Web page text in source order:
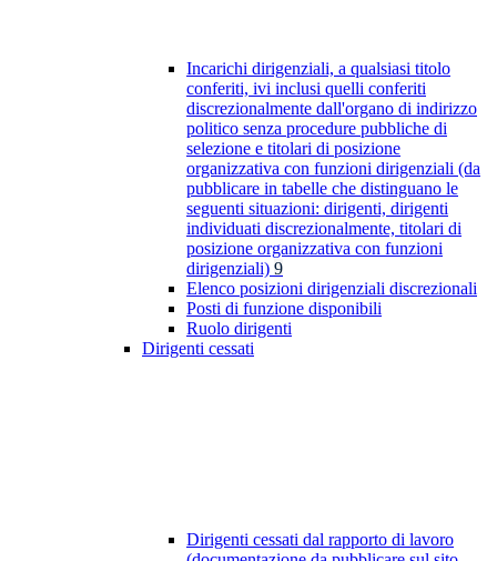
Incarichi dirigenziali, a qualsiasi titolo
conferiti, ivi inclusi quelli conferiti
discrezionalmente dall'organo di indirizzo
politico senza procedure pubbliche di
selezione e titolari di posizione
organizzativa con funzioni dirigenziali (da
pubblicare in tabelle che distinguano le
seguenti situazioni: dirigenti, dirigenti
individuati discrezionalmente, titolari di
posizione organizzativa con funzioni
dirigenziali) 9
Elenco posizioni dirigenziali discrezionali
Posti di funzione disponibili
Ruolo dirigenti
Dirigenti cessati
Dirigenti cessati dal rapporto di lavoro